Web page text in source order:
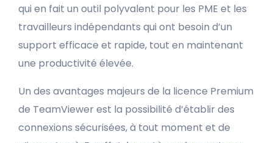
qui en fait un outil polyvalent pour les PME et les
travailleurs indépendants qui ont besoin d’un
support efficace et rapide, tout en maintenant
une productivité élevée.
Un des avantages majeurs de la licence Premium
de TeamViewer est la possibilité d’établir des
connexions sécurisées, à tout moment et de